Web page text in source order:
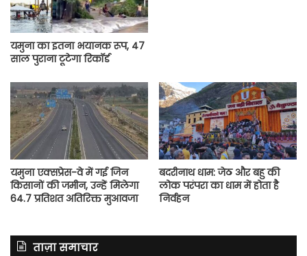
यमुना का इतना भयानक रूप, 47
साल पुराना टूटेगा रिकॉर्ड
यमुना एक्सप्रेस-वे में गई जिन
किसानों की जमीन, उन्हें मिलेगा
64.7 प्रतिशत अतिरिक्त मुआवजा
बदरीनाथ धाम: जेठ और बहु की
लोक परंपरा का धाम में होता है
निर्वहन
ताज़ा समाचार